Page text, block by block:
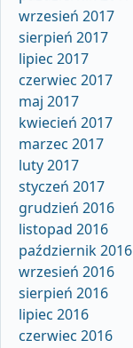
wrzesień 2017
sierpień 2017
lipiec 2017
czerwiec 2017
maj 2017
kwiecień 2017
marzec 2017
luty 2017
styczeń 2017
grudzień 2016
listopad 2016
październik 2016
wrzesień 2016
sierpień 2016
lipiec 2016
czerwiec 2016